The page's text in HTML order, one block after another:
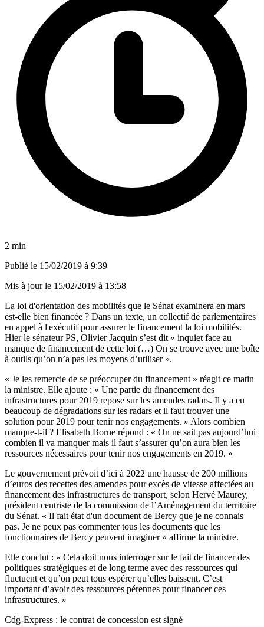
2 min
Publié le 15/02/2019 à 9:39
Mis à jour le 15/02/2019 à 13:58
La loi d'orientation des mobilités que le Sénat examinera en mars
est-elle bien financée ? Dans un texte, un collectif de parlementaires
en appel à l'exécutif pour assurer le financement la loi mobilités.
Hier le sénateur PS, Olivier Jacquin s’est dit « inquiet face au
manque de financement de cette loi (…) On se trouve avec une boîte
à outils qu’on n’a pas les moyens d’utiliser ».
« Je les remercie de se préoccuper du financement » réagit ce matin
la ministre. Elle ajoute : « Une partie du financement des
infrastructures pour 2019 repose sur les amendes radars. Il y a eu
beaucoup de dégradations sur les radars et il faut trouver une
solution pour 2019 pour tenir nos engagements. » Alors combien
manque-t-il ? Elisabeth Borne répond : « On ne sait pas aujourd’hui
combien il va manquer mais il faut s’assurer qu’on aura bien les
ressources nécessaires pour tenir nos engagements en 2019. »
Le gouvernement prévoit d’ici à 2022 une hausse de 200 millions
d’euros des recettes des amendes pour excès de vitesse affectées au
financement des infrastructures de transport, selon Hervé Maurey,
président centriste de la commission de l’Aménagement du territoire
du Sénat. « Il fait état d'un document de Bercy que je ne connais
pas. Je ne peux pas commenter tous les documents que les
fonctionnaires de Bercy peuvent imaginer » affirme la ministre.
Elle conclut : « Cela doit nous interroger sur le fait de financer des
politiques stratégiques et de long terme avec des ressources qui
fluctuent et qu’on peut tous espérer qu’elles baissent. C’est
important d’avoir des ressources pérennes pour financer ces
infrastructures. »
Cdg-Express : le contrat de concession est signé